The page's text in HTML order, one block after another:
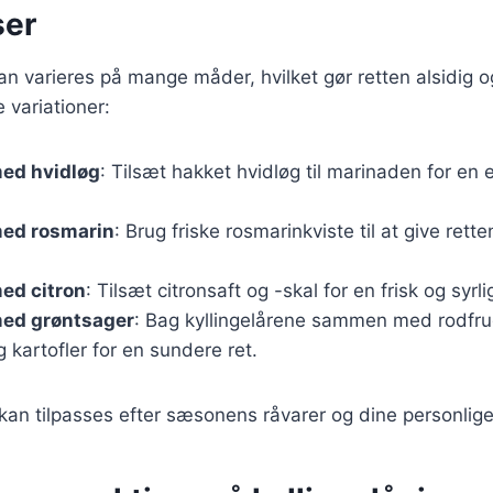
varieres på mange måder, hvilket gør retten alsidig
variationer:
hvidløg: Tilsæt hakket hvidløg til marinaden for en
rosmarin: Brug friske rosmarinkviste til at give
citron: Tilsæt citronsaft og -skal for en frisk og
grøntsager: Bag kyllingelårene sammen med
kartofler for en sundere ret.
tilpasses efter sæsonens råvarer og dine